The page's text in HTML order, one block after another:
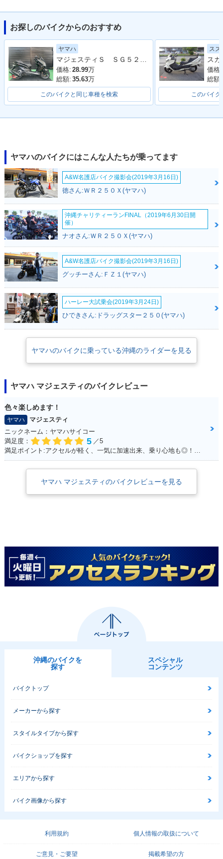
2008年 MAJEST
Y・カラーチェンジ
ンジ
2003年 MAJESTY A
BS・カラーチェンジ
2001年 MAJEST
Y・カラーチェンジ
2001年 MAJEST
Y・マイナーチェン
ジ
2000年 MAJEST
Y・フルモデルチェ
ンジ
1999年 MAJESTY
1999年 MAJESTY A
BS・カラーチェンジ
1998年 MAJESTY A
BS・追加
Y・カラーチェンジ
Y・新登場
お探しのバイクからのおすすめ
ヤマハ
マジェスティＳ ＳＧ５２Ｊ 最終２０２０年モデル 純正ロングスクリーン ブラックメタリックＸ
価格: 28.99万
総額: 35.63万
このバイクと同じ車種を検索
スズ
価格:
総額:
このバイク
ヤマハのバイクにはこんな人たちが乗ってます
A&W名護店バイク撮影会(2019年3月16日)
徳さん:ＷＲ２５０Ｘ(ヤマハ)
沖縄チャリティーランFINAL（2019年6月30日開
催）
ナオさん:ＷＲ２５０Ｘ(ヤマハ)
A&W名護店バイク撮影会(2019年3月16日)
グッチーさん:ＦＺ１(ヤマハ)
ハーレー大試乗会(2019年3月24日)
ひできさん:ドラッグスター２５０(ヤマハ)
ヤマハのバイクに乗っている沖縄のライダーを見る
ヤマハ マジェスティのバイクレビュー
色々楽しめます！
ヤマハ
マジェスティ
ニックネーム：ヤマハサイコー
満足度：
5 ／5
ヤマハ マジェスティのバイクレビューを見る
沖縄のバイクを
探す
スペシャル
コンテンツ
バイクトップ
メーカーから探す
スタイルタイプから探す
バイクショップを探す
エリアから探す
バイク画像から探す
利用規約 個人情報の取扱について
ご意見・ご要望 掲載希望の方